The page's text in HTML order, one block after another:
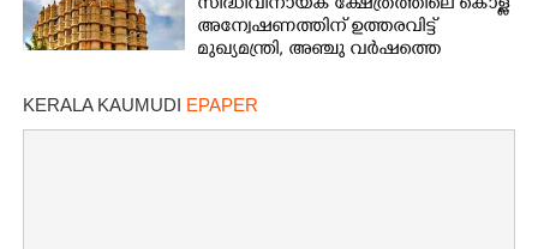
സിദ്ധിവിനായക ക്ഷേത്രത്തിലെ കൊള്ള
അന്വേഷണത്തിന് ഉത്തരവിട്ട്
മുഖ്യമന്ത്രി, അഞ്ചു വർഷത്തെ
KERALA KAUMUDI EPAPER